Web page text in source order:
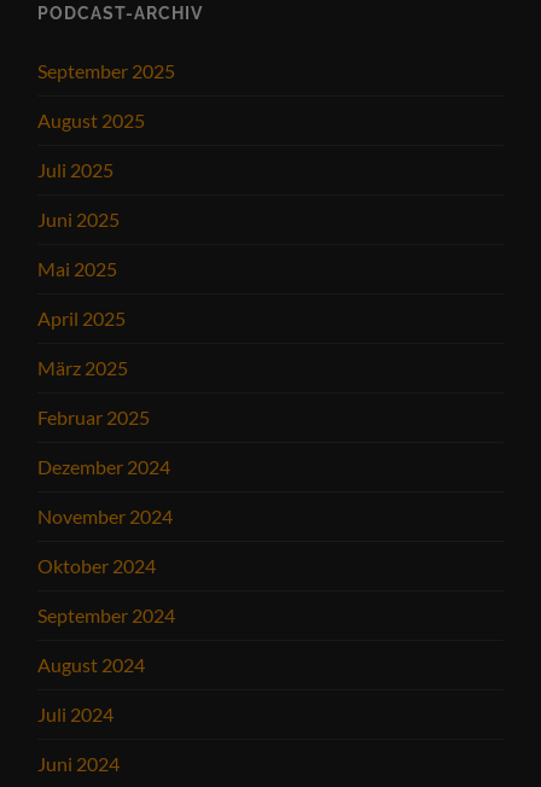
PODCAST-ARCHIV
September 2025
August 2025
Juli 2025
Juni 2025
Mai 2025
April 2025
März 2025
Februar 2025
Dezember 2024
November 2024
Oktober 2024
September 2024
August 2024
Juli 2024
Juni 2024